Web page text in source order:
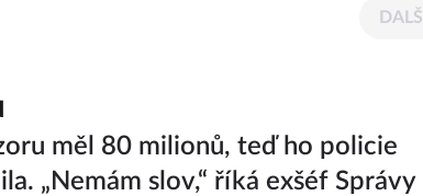
DALŠÍ
měl 80 milionů, teď ho policie
„Nemám slov,“ říká exšéf Správy